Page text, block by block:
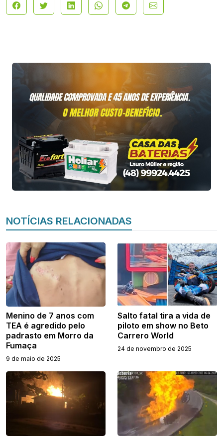
NOTÍCIAS RELACIONADAS
Menino de 7 anos com
TEA é agredido pelo
padrasto em Morro da
Fumaça
9 de maio de 2025
Salto fatal tira a vida de
piloto em show no Beto
Carrero World
24 de novembro de 2025